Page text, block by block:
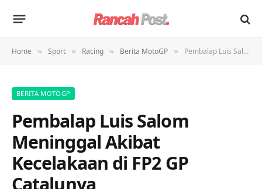
Home » Sport » Racing » Berita MotoGP » Pembalap Luis Salom Meninggal Akibat Kecelakaan di FP2 GP Catalunya
BERITA MOTOGP
Pembalap Luis Salom
Meninggal Akibat
Kecelakaan di FP2 GP
Catalunya